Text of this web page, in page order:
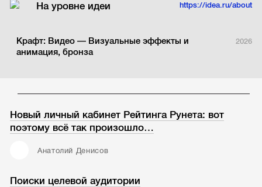
На уровне идеи https://idea.ru/about
Крафт: Видео — Визуальные эффекты и
анимация, бронза
2026
Новый личный кабинет Рейтинга Рунета: вот
поэтому всё так произошло…
Анатолий Денисов
Поиски целевой аудитории